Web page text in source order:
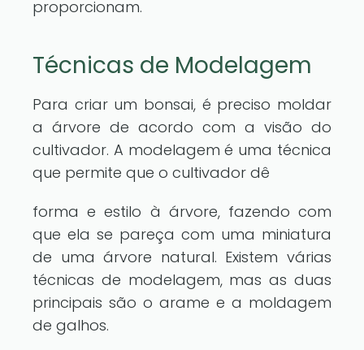
proporcionam.
Técnicas de Modelagem
Para criar um bonsai, é preciso moldar
a árvore de acordo com a visão do
cultivador. A modelagem é uma técnica
que permite que o cultivador dê
forma e estilo à árvore, fazendo com
que ela se pareça com uma miniatura
de uma árvore natural. Existem várias
técnicas de modelagem, mas as duas
principais são o arame e a moldagem
de galhos.